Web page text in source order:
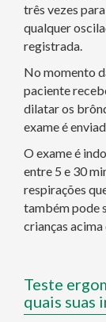
três vezes
qualquer
registrada.
No momento
paciente
dilatar os
exame é
O exame é
entre 5 e 30
respirações
também pode
crianças acima
Teste
quais suas